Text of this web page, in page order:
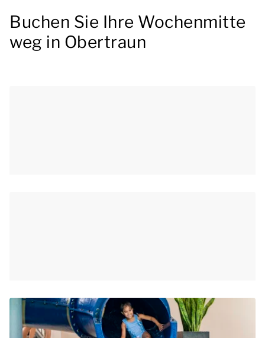
Buchen Sie Ihre Wochenmitte
weg in Obertraun